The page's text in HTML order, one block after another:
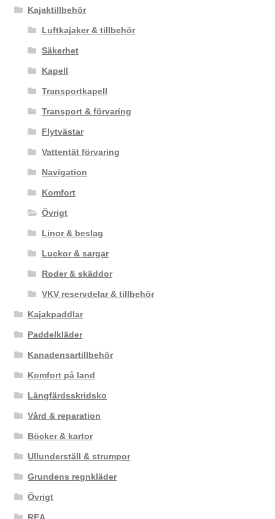
Kajaktillbehör
Luftkajaker & tillbehör
Säkerhet
Kapell
Transportkapell
Transport & förvaring
Flytvästar
Vattentät förvaring
Navigation
Komfort
Övrigt
Linor & beslag
Luckor & sargar
Roder & skäddor
VKV reservdelar & tillbehör
Kajakpaddlar
Paddelkläder
Kanadensartillbehör
Komfort på land
Långfärdsskridsko
Vård & reparation
Böcker & kartor
Ullunderställ & strumpor
Grundens regnkläder
Övrigt